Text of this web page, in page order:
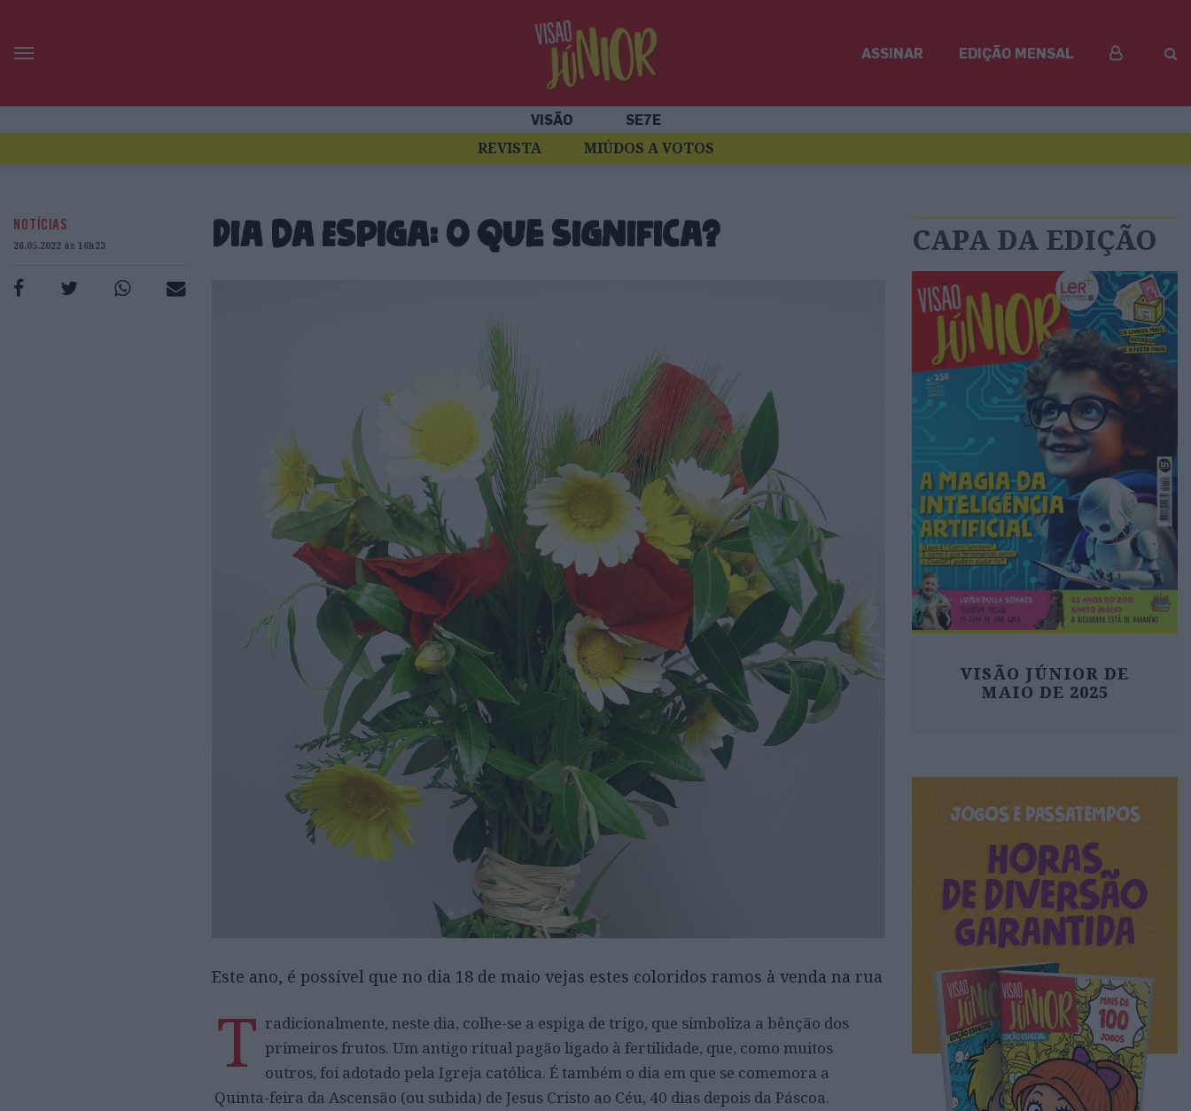
ASSINAR EDIÇÃO MENSAL
VISÃO SE7E
REVISTA MIÚDOS A VOTOS
NOTÍCIAS
26.05.2022 às 16h23 Dia da Espiga: o que significa?
Este ano, é possível que no dia 18 de maio vejas estes coloridos ramos à venda na rua
T radicionalmente, neste dia, colhe-se a espiga de trigo, que simboliza a bênção dos
primeiros frutos. Um antigo ritual pagão ligado à fertilidade, que, como muitos
outros, foi adotado pela Igreja católica. É também o dia em que se comemora a
Quinta-feira da Ascensão (ou subida) de Jesus Cristo ao Céu, 40 dias depois da Páscoa.
CAPA DA EDIÇÃO
VISÃO JÚNIOR DE
MAIO DE 2025